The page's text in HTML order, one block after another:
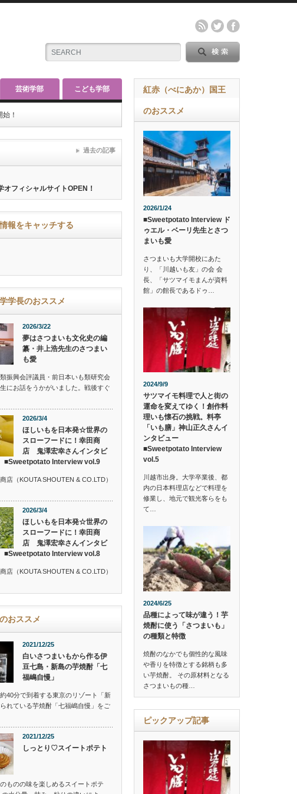
芸術学部 こども学部
！
オフィシャルサイトOPEN！
過去の記事
報をキャッチする
学長のおススメ
2026/3/22
夢はさつまいも文化史の編
纂・井上浩先生のさつまい
も愛
振興会評議員・前日本いも類研究会
にお話をうかがいました。戦後すぐ
2026/3/4
ほしいもを日本発☆世界の
スローフードに！幸田商
店 鬼澤宏幸さんインタビ
■Sweetpotato Interview vol.9
（KOUTA SHOUTEN & CO.LTD）
2026/3/4
ほしいもを日本発☆世界の
スローフードに！幸田商
店 鬼澤宏幸さんインタビ
■Sweetpotato Interview vol.8
（KOUTA SHOUTEN & CO.LTD）
おススメ
2021/12/25
白いさつまいもから作る伊
豆七島・新島の芋焼酎「七
福嶋自慢」
40分で到着する東京のリゾート「新
れている芋焼酎「七福嶋自慢」をご
2021/12/25
しっとり♡スイートポテト
ものの味を楽しめるスイートポテ
紅赤（べにあか）国王
のおススメ
2026/1/24
■Sweetpotato Interview ド
ゥエル・ベーリ先生とさつ
まいも愛
さつまいも大学開校にあた
り、「川越いも友」の会 会
長、「サツマイモまんが資料
館」の館長であるドゥ…
2024/9/9
サツマイモ料理で人と街の
運命を変えてゆく！創作料
理いも懐石の挑戦。料亭
「いも膳」神山正久さんイ
ンタビュー
■Sweetpotato Interview
vol.5
川越市出身。大学卒業後、都
内の日本料理店などで料理を
修業し、地元で観光客らをも
て…
2024/6/25
品種によって味が違う！芋
焼酎に使う「さつまいも」
の種類と特徴
焼酎のなかでも個性的な風味
や香りを特徴とする銘柄も多
い芋焼酎。 その原材料となる
さつまいもの種…
ピックアップ記事